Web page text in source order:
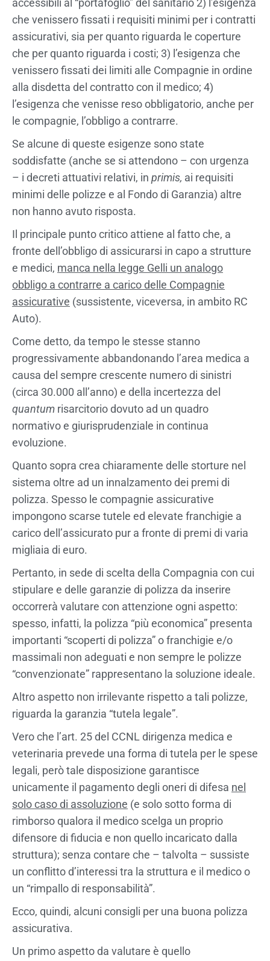
accessibili al “portafoglio” del sanitario 2) l’esigenza
che venissero fissati i requisiti minimi per i contratti
assicurativi, sia per quanto riguarda le coperture
che per quanto riguarda i costi; 3) l’esigenza che
venissero fissati dei limiti alle Compagnie in ordine
alla disdetta del contratto con il medico; 4)
l’esigenza che venisse reso obbligatorio, anche per
le compagnie, l’obbligo a contrarre.
Se alcune di queste esigenze sono state
soddisfatte (anche se si attendono – con urgenza
– i decreti attuativi relativi, in primis, ai requisiti
minimi delle polizze e al Fondo di Garanzia) altre
non hanno avuto risposta.
Il principale punto critico attiene al fatto che, a
fronte dell’obbligo di assicurarsi in capo a strutture
e medici, manca nella legge Gelli un analogo
obbligo a contrarre a carico delle Compagnie
assicurative (sussistente, viceversa, in ambito RC
Auto).
Come detto, da tempo le stesse stanno
progressivamente abbandonando l’area medica a
causa del sempre crescente numero di sinistri
(circa 30.000 all’anno) e della incertezza del
quantum risarcitorio dovuto ad un quadro
normativo e giurisprudenziale in continua
evoluzione.
Quanto sopra crea chiaramente delle storture nel
sistema oltre ad un innalzamento dei premi di
polizza. Spesso le compagnie assicurative
impongono scarse tutele ed elevate franchigie a
carico dell’assicurato pur a fronte di premi di varia
migliaia di euro.
Pertanto, in sede di scelta della Compagnia con cui
stipulare e delle garanzie di polizza da inserire
occorrerà valutare con attenzione ogni aspetto:
spesso, infatti, la polizza “più economica” presenta
importanti “scoperti di polizza” o franchigie e/o
massimali non adeguati e non sempre le polizze
“convenzionate” rappresentano la soluzione ideale.
Altro aspetto non irrilevante rispetto a tali polizze,
riguarda la garanzia “tutela legale”.
Vero che l’art. 25 del CCNL dirigenza medica e
veterinaria prevede una forma di tutela per le spese
legali, però tale disposizione garantisce
unicamente il pagamento degli oneri di difesa nel
solo caso di assoluzione (e solo sotto forma di
rimborso qualora il medico scelga un proprio
difensore di fiducia e non quello incaricato dalla
struttura); senza contare che – talvolta – sussiste
un conflitto d’interessi tra la struttura e il medico o
un “rimpallo di responsabilità”.
Ecco, quindi, alcuni consigli per una buona polizza
assicurativa.
Un primo aspetto da valutare è quello